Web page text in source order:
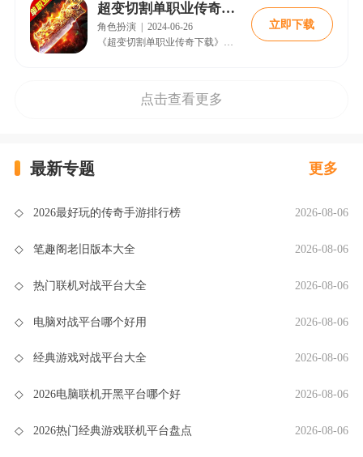
超变切割单职业传奇下载
角色扮演
2024-06-26
《超变切割单职业传奇下载》是一款变态版传奇游戏，还原了经典传奇的特色内容。游戏提升了画质，使画面更清晰。多种职业和丰富福利等待玩家探索，为玩家带来轻松的游戏体验。喜欢传奇的玩家不要错过。
立即下载
点击查看更多
最新专题 更多
◇ 2026最好玩的传奇手游排行榜 2026-08-06
◇ 笔趣阁老旧版本大全 2026-08-06
◇ 热门联机对战平台大全 2026-08-06
◇ 电脑对战平台哪个好用 2026-08-06
◇ 经典游戏对战平台大全 2026-08-06
◇ 2026电脑联机开黑平台哪个好 2026-08-06
◇ 2026热门经典游戏联机平台盘点 2026-08-06